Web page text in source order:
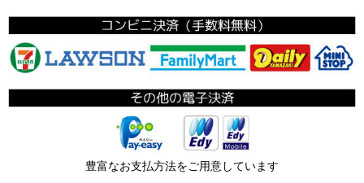
豊富なお支払方法をご用意しています